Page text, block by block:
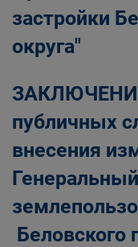
застройки
округа"
публичных
внесения
Беловского